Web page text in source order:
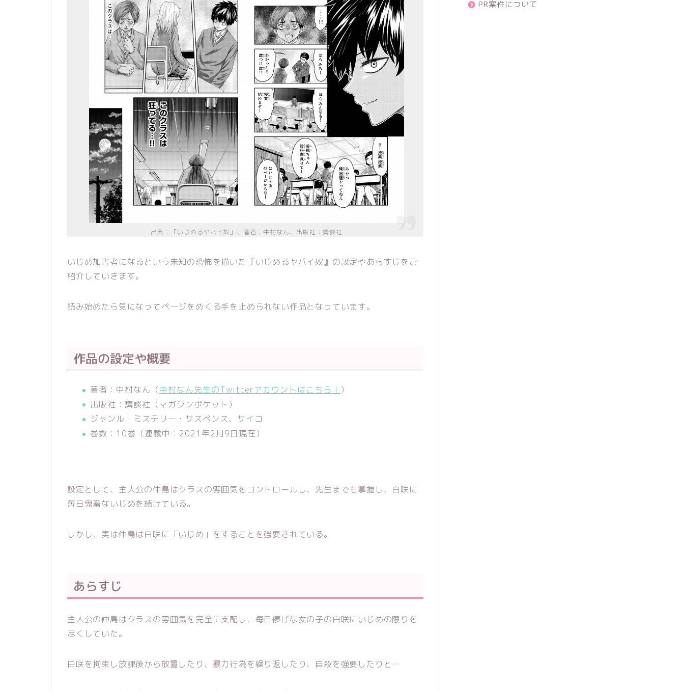
出典：「いじめるヤバイ奴」、著者：中村なん、出版社：講談社
いじめ加害者になるという未知の恐怖を描いた『いじめるヤバイ奴』の設定やあらすじをご
紹介していきます。
読み始めたら気になってページをめくる手を止められない作品となっています。
作品の設定や概要
著者：中村なん（中村なん先生のTwitterアカウントはこちら！ ）
出版社：講談社（マガジンポケット）
ジャンル：ミステリー・サスペンス、サイコ
巻数：10巻（連載中：2021年2月9日現在）
設定として、主人公の仲島はクラスの雰囲気をコントロールし、先生までも掌握し、白咲に
毎日鬼畜ないじめを続けている。
しかし、実は仲島は白咲に「いじめ」をすることを強要されている。
あらすじ
主人公の仲島はクラスの雰囲気を完全に支配し、毎日儚げな女の子の白咲にいじめの限りを
尽くしていた。
白咲を拘束し放課後から放置したり、暴力行為を繰り返したり、自殺を強要したりと…
PR案件について